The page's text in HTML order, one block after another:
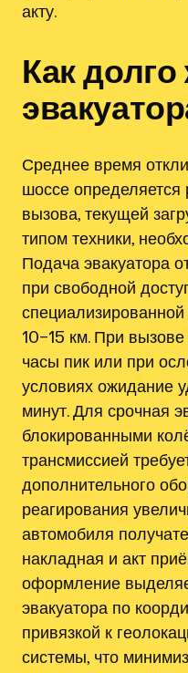
акту.
Как
Среднее время
шоссе определяется
вызова, текущей
типом техники,
Подача эвакуатора
при свободной
10–15 км. При
часы пик или при
условиях ожидание
минут. Для срочная
блокированными
трансмиссией
дополнительного
реагирования
автомобиля
накладная и акт
оформление
эвакуатора по
привязкой к
системы, что